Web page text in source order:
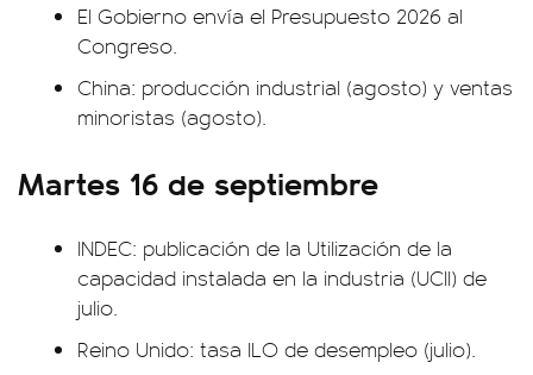
El Gobierno envía el Presupuesto 2026 al
Congreso.
China: producción industrial (agosto) y ventas
minoristas (agosto).
Martes 16 de septiembre
INDEC: publicación de la Utilización de la
capacidad instalada en la industria (UCII) de
julio.
Reino Unido: tasa ILO de desempleo (julio).